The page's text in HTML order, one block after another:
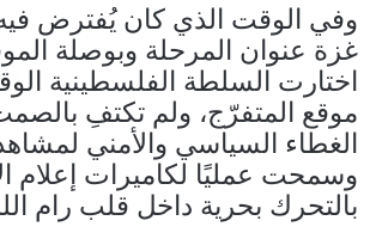
وفي الوقت الذي كان يُفترض
غزة عنوان المرحلة وبوصلة
اختارت السلطة الفلسطينية
موقع المتفرّج، ولم تكتفِ
الغطاء السياسي والأمني لمشاهد
وسمحت عمليًا لكاميرات إعلام
بالتحرك بحرية داخل قلب رام